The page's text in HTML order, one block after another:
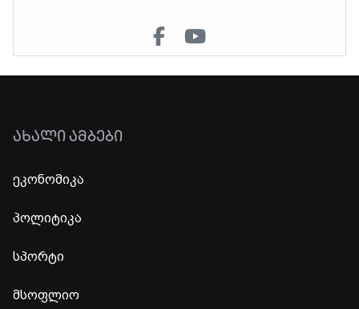
ᲐᲮᲐᲚᲘ ᲐᲛᲑᲔᲑᲘ
ეკონომიკა
პოლიტიკა
სპორტი
მსოფლიო